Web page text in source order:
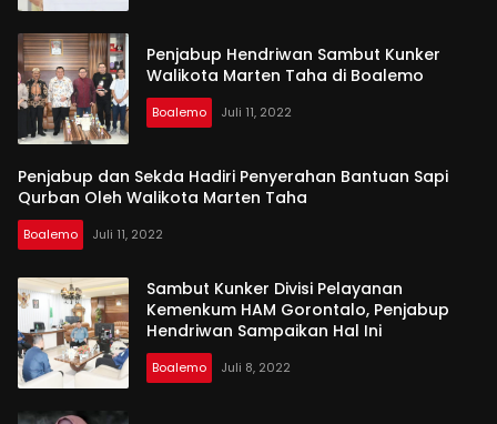
Penjabup Hendriwan Sambut Kunker
Walikota Marten Taha di Boalemo
Boalemo Juli 11, 2022
Penjabup dan Sekda Hadiri Penyerahan Bantuan Sapi
Qurban Oleh Walikota Marten Taha
Boalemo Juli 11, 2022
Sambut Kunker Divisi Pelayanan
Kemenkum HAM Gorontalo, Penjabup
Hendriwan Sampaikan Hal Ini
Boalemo Juli 8, 2022